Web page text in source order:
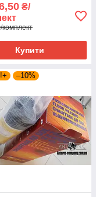
₴/
Купити
–10%